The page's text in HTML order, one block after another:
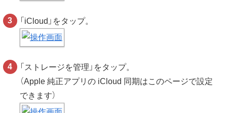
「iCloud」をタップ。
「ストレージを管理」をタップ。
（Apple 純正アプリの iCloud 同期はこのページで設定
できます）